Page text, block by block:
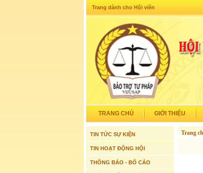
Trang dành cho Hội viên
TRANG CHỦ GIỚI THIỆU
TIN TỨC SỰ KIỆN
TIN HOẠT ĐỘNG HỘI
THÔNG BÁO - BỐ CÁO
Trang